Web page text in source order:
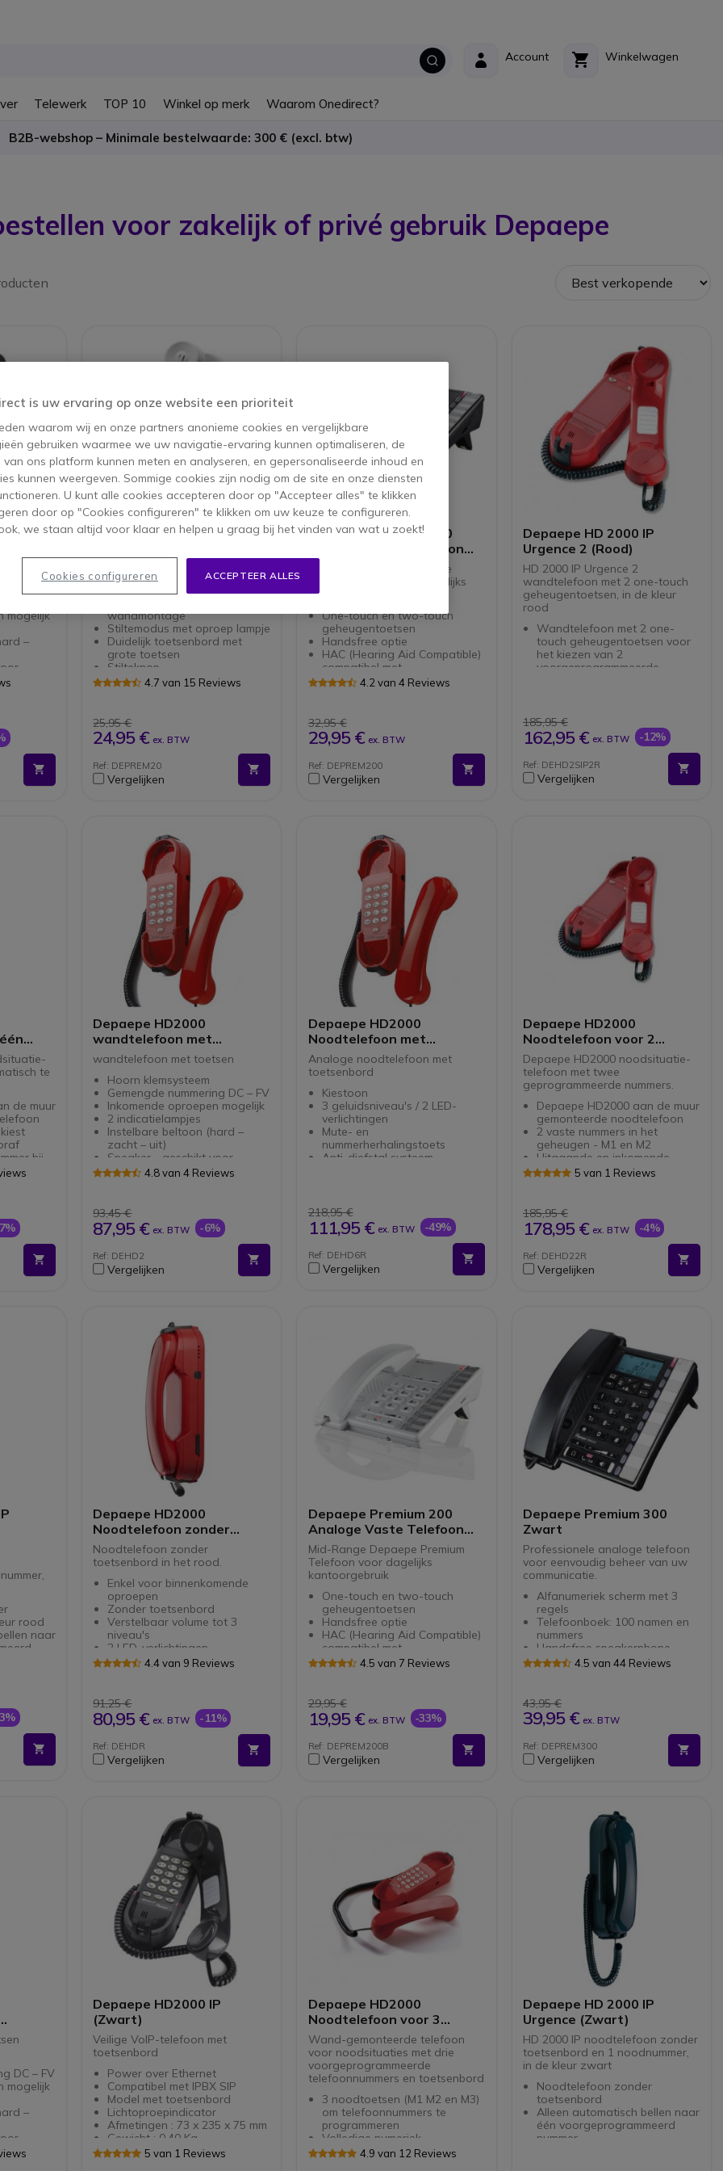
Winkelwagen
Account
Telewerk TOP 10 Winkel op merk Waarom Onedirect?
B2B-webshop – Minimale bestelwaarde: 300 € (excl. btw)
voor zakelijk of privé gebruik Depaepe
DC – FV
mogelijk
–
Depaepe Premium 20
Professionele telefoon met
mogelijkheid tot wandmontage
wandmontage
Stiltemodus met oproep lampje
Duidelijk toetsenbord met
grote toetsen
Stilteknop
Zijvolume aanpassing
Geschikt voor
gehoorapparaten
Ideaal voor ziekenhuizen
banken etc.
4.7 van 15 Reviews
25,95 €
24,95 € ex. BTW
Ref: DEPREM20
Vergelijken
Depaepe Premium 200
Analoge Vaste Telefoon
(Zwart)
Depaepe Premium Analoge
Vaste Telefoon voor dagelijks
gebruik in de kantoor
One-touch en two-touch
geheugentoetsen
Handsfree optie
HAC (Hearing Aid Compatible)
compatibel met
gehoorapparatuur
4.2 van 4 Reviews
32,95 €
29,95 € ex. BTW
Ref: DEPREM200
Vergelijken
Depaepe HD 2000 IP
Urgence 2 (Rood)
HD 2000 IP Urgence 2
wandtelefoon met 2 one-touch
geheugentoetsen, in de kleur
rood
Wandtelefoon met 2 one-
touch geheugentoetsen voor
het kiezen van 2
voorgeprogrammeerde
Werkt op eigen krach met
PoE
Zonder externe voeding
Ook verkrijgbaar in het wit
185,95 €
162,95 € ex. BTW -12%
Ref: DEHD2SIP2R
Vergelijken
te
de muur
bij
stevig in
Depaepe HD2000
wandtelefoon met
toetsenbord (rood)
wandtelefoon met toetsen
Hoorn klemsysteem
Gemengde nummering DC – FV
Inkomende oproepen mogelijk
2 indicatielampjes
Instelbare beltoon (hard –
zacht – uit)
Speaker - geschikt voor
groepsluisteren
Met toetsenbord
4.8 van 4 Reviews
93,45 €
87,95 € ex. BTW -6%
Ref: DEHD2
Vergelijken
Depaepe HD2000
Noodtelefoon met
toetsenbord
Analoge noodtelefoon met
toetsenbord
Kiestoon
3 geluidsniveau's / 2 LED-
verlichtingen
Mute- en
nummerherhalingstoets
Anti-diefstal systeem
218,95 €
111,95 € ex. BTW -49%
Ref: DEHD6R
Vergelijken
Depaepe HD2000
Noodtelefoon voor 2
telefoonnummers
Depaepe HD2000 noodsituatie-
telefoon met twee
geprogrammeerde nummers.
Depaepe HD2000 aan de muur
gemonteerde noodtelefoon
2 vaste nummers in het
geheugen - M1 en M2
Uitgaande en inkomende
oproepen mogelijk
Ontworpen handset om
stevig in de basis te passen
Bureau monteerbaar
verkocht)
Hoge zichtbaarheid - kleur:
5 van 1 Reviews
185,95 €
178,95 € ex. BTW -4%
Ref: DEHD22R
Vergelijken
rood
naar
zwart
Depaepe HD2000
Noodtelefoon zonder
toetsenbord (rood)
Noodtelefoon zonder
toetsenbord in het rood.
Enkel voor binnenkomende
oproepen
Zonder toetsenbord
Verstelbaar volume tot 3
niveau's
2 LED-verlichtingen
Beschikbaar in het zwart rood
4.4 van 9 Reviews
91,25 €
80,95 € ex. BTW -11%
Ref: DEHDR
Vergelijken
Depaepe Premium 200
Analoge Vaste Telefoon
(Wit)
Mid-Range Depaepe Premium
Telefoon voor dagelijks
kantoorgebruik
One-touch en two-touch
geheugentoetsen
Handsfree optie
HAC (Hearing Aid Compatible)
compatibel met
gehoorapparatuur
4.5 van 7 Reviews
29,95 €
19,95 € ex. BTW -33%
Ref: DEPREM200B
Vergelijken
Depaepe Premium 300
Zwart
Professionele analoge telefoon
voor eenvoudig beheer van uw
communicatie.
Alfanumeriek scherm met 3
regels
Telefoonboek: 100 namen en
nummers
Handsfree speakerphone
RJ9 headset-aansluiting
met labels en lichtgevende
LED's
Eenvoudig te installeren en te
Extra adapter vereist
4.5 van 44 Reviews
43,95 €
39,95 € ex. BTW
Ref: DEPREM300
Vergelijken
DC – FV
mogelijk
–
Depaepe HD2000 IP
(Zwart)
Veilige VoIP-telefoon met
toetsenbord
Power over Ethernet
Compatibel met IPBX SIP
Model met toetsenbord
Lichtoproepindicator
Afmetingen : 73 x 235 x 75 mm
Gewicht : 0.40 Kg
5 van 1 Reviews
Depaepe HD2000
Noodtelefoon voor 3
geprogrammeerde
telefoonnummers
Wand-gemonteerde telefoon
voor noodsituaties met drie
voorgeprogrammeerde
telefoonnummers en toetsenbord
3 noodtoetsen (M1 M2 en M3)
om telefoonnummers te
programmeren
Volledige numeriek
toetsenbord4.9 van 12 Reviews
Depaepe HD 2000 IP
Urgence (Zwart)
HD 2000 IP noodtelefoon zonder
toetsenbord en 1 noodnummer,
in de kleur zwart
Noodtelefoon zonder
toetsenbord
Alleen automatisch bellen naar
één voorgeprogrammeerd
nummer
is uw ervaring op onze website een prioriteit
waarom wij en onze partners anonieme cookies en vergelijkbare
gebruiken waarmee we uw navigatie-ervaring kunnen optimaliseren, de
ons platform kunnen meten en analyseren, en gepersonaliseerde inhoud en
kunnen weergeven. Sommige cookies zijn nodig om de site en onze diensten
U kunt alle cookies accepteren door op "Accepteer alles" te klikken
door op "Cookies configureren" te klikken om uw keuze te configureren.
we staan altijd voor klaar en helpen u graag bij het vinden van wat u zoekt!
ACCEPTEER ALLES
Cookies configureren